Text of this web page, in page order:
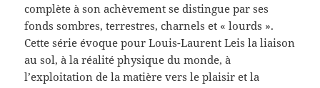
complète à son achèvement se distingue par ses
fonds sombres, terrestres, charnels et « lourds ».
Cette série évoque pour Louis-Laurent Leis la liaison
au sol, à la réalité physique du monde, à
l’exploitation de la matière vers le plaisir et la